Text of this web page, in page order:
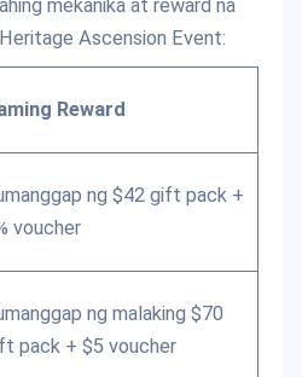
mekanika at reward na
Ascension Event:
Reward
ng $42 gift pack +
voucher
ng malaking $70
pack + $5 voucher